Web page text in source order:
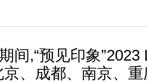
,“预见印象”2023
、成都、南京、